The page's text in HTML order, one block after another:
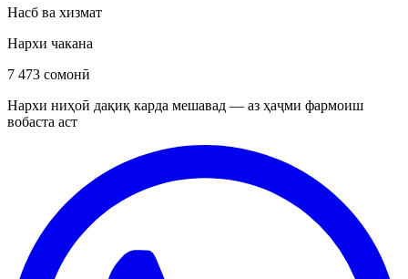
Насб ва хизмат
Нархи чакана
7 473 сомонӣ
Нархи ниҳоӣ дақиқ карда мешавад — аз ҳаҷми фармоиш
вобаста аст